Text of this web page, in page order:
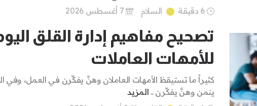
6 دقيقة
السلام 7 أغسطس 2026
تصحيح مفاهيم إدارة القلق
للأمهات العاملات
كثيراً ما تستيقظ الأمهات العاملان وهنَّ يفكِّرن في العمل، وفي
ينمن وهنَّ يفكِّرن .. المزيد